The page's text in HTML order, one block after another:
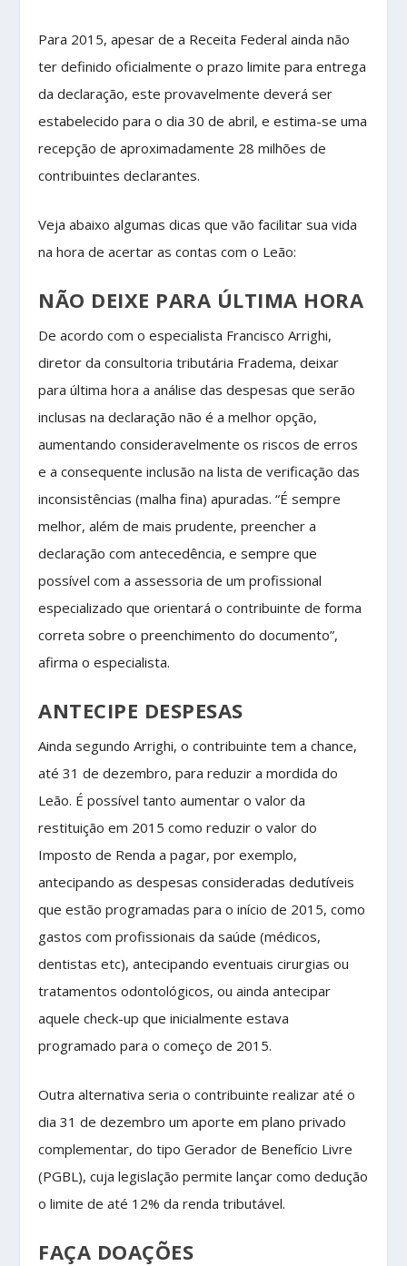
Para 2015, apesar de a Receita Federal ainda não
ter definido oficialmente o prazo limite para entrega
da declaração, este provavelmente deverá ser
estabelecido para o dia 30 de abril, e estima-se uma
recepção de aproximadamente 28 milhões de
contribuintes declarantes.
Veja abaixo algumas dicas que vão facilitar sua vida
na hora de acertar as contas com o Leão:
NÃO DEIXE PARA ÚLTIMA HORA
De acordo com o especialista Francisco Arrighi,
diretor da consultoria tributária Fradema, deixar
para última hora a análise das despesas que serão
inclusas na declaração não é a melhor opção,
aumentando consideravelmente os riscos de erros
e a consequente inclusão na lista de verificação das
inconsistências (malha fina) apuradas. “É sempre
melhor, além de mais prudente, preencher a
declaração com antecedência, e sempre que
possível com a assessoria de um profissional
especializado que orientará o contribuinte de forma
correta sobre o preenchimento do documento”,
afirma o especialista.
ANTECIPE DESPESAS
Ainda segundo Arrighi, o contribuinte tem a chance,
até 31 de dezembro, para reduzir a mordida do
Leão. É possível tanto aumentar o valor da
restituição em 2015 como reduzir o valor do
Imposto de Renda a pagar, por exemplo,
antecipando as despesas consideradas dedutíveis
que estão programadas para o início de 2015, como
gastos com profissionais da saúde (médicos,
dentistas etc), antecipando eventuais cirurgias ou
tratamentos odontológicos, ou ainda antecipar
aquele check-up que inicialmente estava
programado para o começo de 2015.
Outra alternativa seria o contribuinte realizar até o
dia 31 de dezembro um aporte em plano privado
complementar, do tipo Gerador de Benefício Livre
(PGBL), cuja legislação permite lançar como dedução
o limite de até 12% da renda tributável.
FAÇA DOAÇÕES